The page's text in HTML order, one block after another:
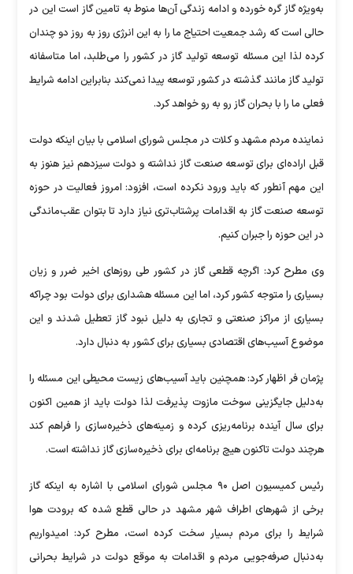
به‌ویژه گاز گره خورده و ادامه زندگی آن‌ها منوط به تامین گاز است این در
حالی است که رشد جمعیت احتیاج ما را به این انرژی روز به روز دو چندان
کرده لذا این مسئله توسعه تولید گاز در کشور را می‌طلبد، اما متاسفانه
تولید گاز مانند گذشته در کشور توسعه پیدا نمی‌کند بنابراین ادامه شرایط
فعلی ما را با بحران گاز رو به رو خواهد کرد.
نماینده مردم مشهد و کلات در مجلس شورای اسلامی با بیان اینکه دولت
قبل اراده‌ای برای توسعه صنعت گاز نداشته و دولت سیزدهم نیز هنوز به
این مهم آنطور که باید ورود نکرده است، افزود: امروز فعالیت در حوزه
توسعه صنعت گاز به اقدامات پرشتاب‌تری نیاز دارد تا بتوان عقب‌ماندگی
در این حوزه را جبران کنیم.
وی مطرح کرد: اگرچه قطعی گاز در کشور طی روز‌های اخیر ضرر و زیان
بسیاری را متوجه کشور کرد، اما این مسئله هشداری برای دولت بود چراکه
بسیاری از مراکز صنعتی و تجاری به دلیل نبود گاز تعطیل شدند و این
موضوع آسیب‌های اقتصادی بسیاری برای کشور به دنبال دارد.
پژمان فر اظهار کرد: همچنین باید آسیب‌های زیست محیطی این مسئله را
به‌دلیل جایگزینی سوخت مازوت پذیرفت لذا دولت باید از همین اکنون
برای سال آینده برنامه‌ریزی کرده و زمینه‌های ذخیره‌سازی را فراهم کند
هرچند دولت تاکنون هیچ برنامه‌ای برای ذخیره‌سازی گاز نداشته است.
رئیس کمیسیون اصل ۹۰ مجلس شورای اسلامی با اشاره به اینکه گاز
برخی از شهر‌های اطراف شهر مشهد در حالی قطع شده که برودت هوا
شرایط را برای مردم بسیار سخت کرده است، مطرح کرد: امیدواریم
به‌دنبال صرفه‌جویی مردم و اقدامات به موقع دولت در شرایط بحرانی